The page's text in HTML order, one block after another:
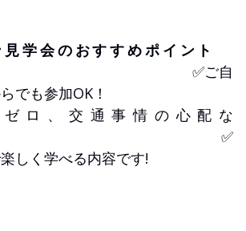
学会のおすすめポイント
ご自
でも参加OK！
ロ、交通事情の心配な
! ✅
しく学べる内容です!